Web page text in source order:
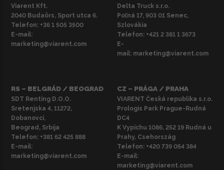
Viarent Kft.
2040 Budaörs, Sport utca 6.
Telefon: +36 1 505 3500
E-mail:
marketing@viarent.com
Delta Truck s.r.o.
Poľná 17, 903 01 Senec,
Szlovákia
Telefon: +421 2 381 1 3673
E-
mail: marketing@viarent.com
RS – BELGRÁD / BEOGRAD
SDT Renting D.O.O.
Sretenjska 4, 11272,
Dobanovci,
Beograd, Srbija
Telefon: +381 62 425 888
E-mail:
marketing@viarent.com
CZ – PRÁGA / PRAHA
VIARENT Česká republika s.r.o.
Prologis Park Prague-Rudná
DC4
K Vypichu 1086, 252 19 Rudná u
Prahy, Csehország
Telefon: +420 739 054 384
E-mail:
marketing@viarent.com